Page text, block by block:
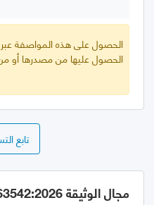
الحصول على هذه المواصفة عبر
الحصول عليها من مصدرها أو من
تابع
مجال الوثيقة GSO IEC TS 63542:2026